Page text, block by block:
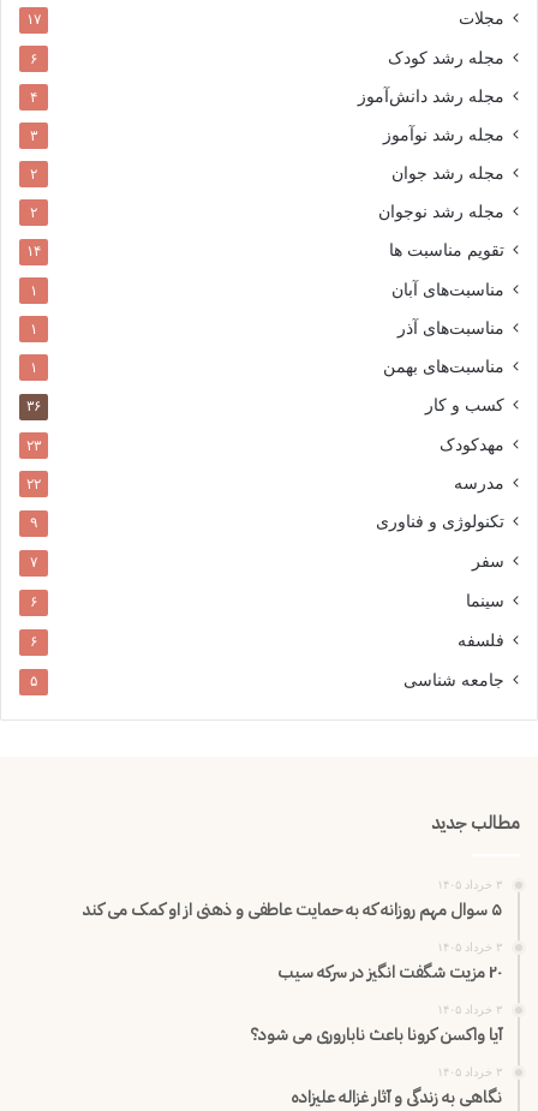
مجلات ۱۷
مجله رشد کودک ۶
مجله رشد دانش‌آموز ۴
مجله رشد نوآموز ۳
مجله رشد جوان ۲
مجله رشد نوجوان ۲
تقویم مناسبت ها ۱۴
مناسبت‌های آبان ۱
مناسبت‌های آذر ۱
مناسبت‌های بهمن ۱
کسب و کار ۳۶
مهدکودک ۲۳
مدرسه ۲۲
تکنولوژی و فناوری ۹
سفر ۷
سینما ۶
فلسفه ۶
جامعه شناسی ۵
مطالب جدید
۳ خرداد ۱۴۰۵
۵ سوال مهم روزانه که به حمایت عاطفی و ذهنی از او کمک می کند
۳ خرداد ۱۴۰۵
۲۰ مزیت شگفت انگیز در سرکه سیب
۳ خرداد ۱۴۰۵
آیا واکسن کرونا باعث ناباروری می شود؟
۳ خرداد ۱۴۰۵
نگاهی به زندگی و آثار غزاله علیزاده